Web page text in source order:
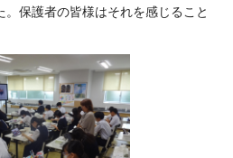
。保護者の皆様はそれを感じること